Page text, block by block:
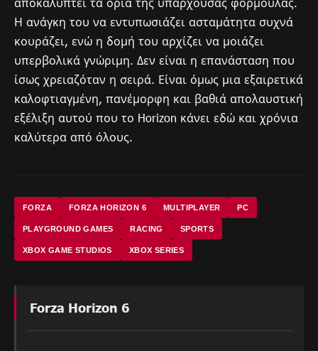
Η ανάγκη του να εντυπωσιάζει ασταμάτητα συχνά
κουράζει, ενώ η δομή του αρχίζει να μοιάζει
υπερβολικά γνώριμη. Δεν είναι η επανάσταση που
ίσως χρειαζόταν η σειρά. Είναι όμως μια εξαιρετικά
καλοφτιαγμένη, πανέμορφη και βαθιά απολαυστική
εξέλιξη αυτού που το Horizon κάνει εδώ και χρόνια
καλύτερα από όλους.
FORZA FORZA HORIZON 6 MULTIPLAYER PC
PLAYGROUND GAMES RACING SPORTS
XBOX GAME STUDIOS XBOX SERIES
Forza Horizon 6